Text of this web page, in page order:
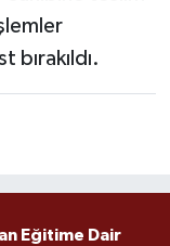
bırakıldı.
Eğitime Dair